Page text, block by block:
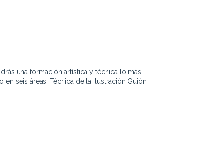
una formación artística y técnica lo más
seis áreas: Técnica de la ilustración Guión